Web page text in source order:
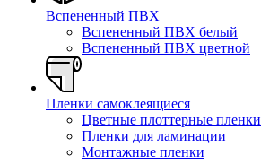
Вспененный ПВХ
Вспененный ПВХ белый
Вспененный ПВХ цветной
Пленки самоклеящиеся
Цветные плоттерные пленки
Пленки для ламинации
Монтажные пленки